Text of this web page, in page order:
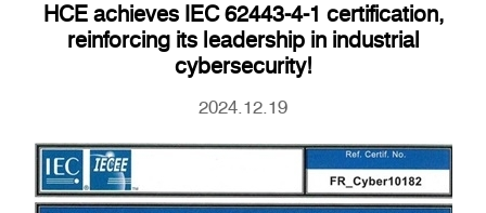
HCE achieves IEC 62443-4-1 certification,
reinforcing its leadership in industrial
cybersecurity!
2024.12.19